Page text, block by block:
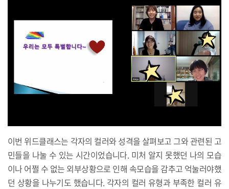
이번 위드클래스는 각자의 컬러와 성격을 살펴보고 그와 관련된 고
민들을 나눌 수 있는 시간이었습니다. 미처 알지 못했던 나의 모습
이나 어쩔 수 없는 외부상황으로 인해 속모습을 감추고 억눌러야했
던 상황을 나누기도 했습니다. 각자의 컬러 유형과 부족한 컬러 유